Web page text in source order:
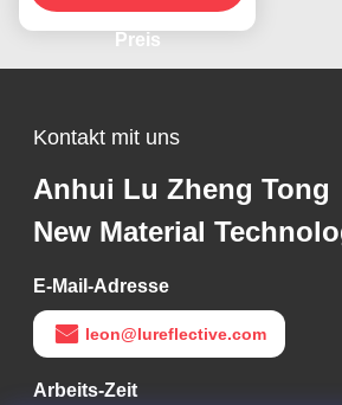
Preis
Kontakt mit uns
Anhui Lu Zheng Tong
New Material
E-Mail-Adresse
leon@lureflective.com
Arbeits-Zeit